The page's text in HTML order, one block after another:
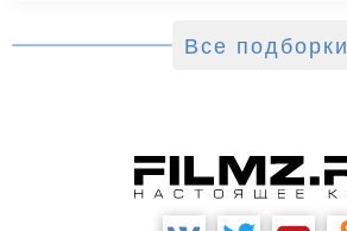
Все подборки